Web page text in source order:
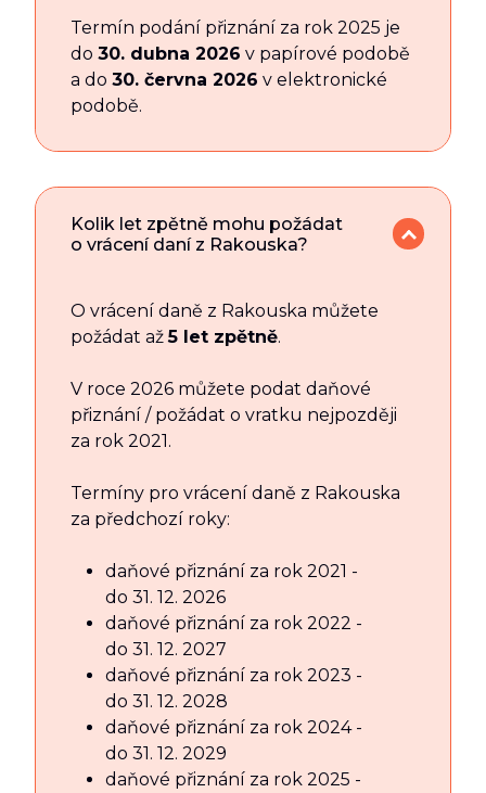
Termín podání přiznání za rok 2025 je
do 30. dubna 2026 v papírové podobě
a do 30. června 2026 v elektronické
podobě.
Kolik let zpětně mohu požádat
o vrácení daní z Rakouska?
O vrácení daně z Rakouska můžete
požádat až5 let zpětně.
V roce 2026 můžete podat daňové
přiznání / požádat o vratku nejpozději
za rok 2021.
Termíny pro vrácení daně z Rakouska
za předchozí roky:
daňové přiznání za rok 2021 -
do 31. 12. 2026
daňové přiznání za rok 2022 -
do 31. 12. 2027
daňové přiznání za rok 2023 -
do 31. 12. 2028
daňové přiznání za rok 2024 -
do 31. 12. 2029
daňové přiznání za rok 2025 -